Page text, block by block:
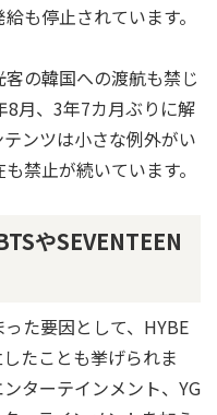
も停止されています。
の韓国への渡航も禁じ
8月、3年7カ月ぶりに解
ンツは小さな例外がい
禁止が続いています。
やSEVENTEEN
た要因として、HYBE
たことも挙げられま
ターテインメント、YG